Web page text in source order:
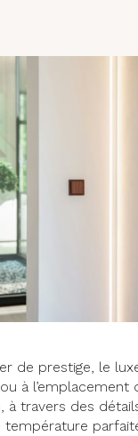
de prestige, le
à l’emplacement
à travers des
température